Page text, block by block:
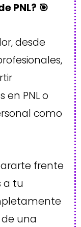
PNL? 🎯
desde
PNL o
como
frente
a tu
una